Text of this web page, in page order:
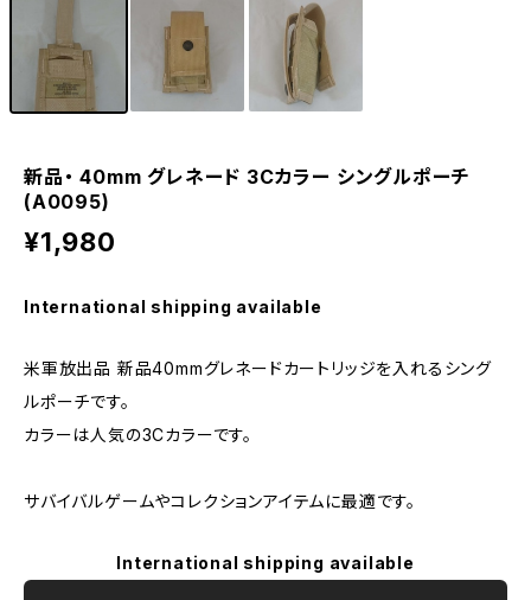
新品・ 40mm グレネード 3Cカラー シングルポーチ
(A0095)
¥1,980
International shipping available
米軍放出品 新品40mmグレネードカートリッジを入れるシング
ルポーチです。
カラーは人気の3Cカラーです。
サバイバルゲームやコレクションアイテムに最適です。
International shipping available